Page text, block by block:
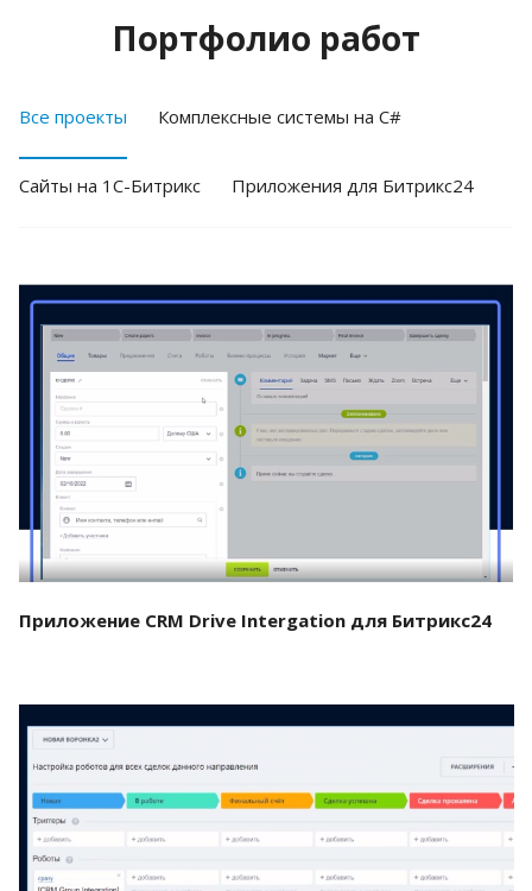
Портфолио работ
Все проекты Комплексные системы на C#
Cайты на 1С-Битрикс Приложения для Битрикс24
Смотреть проект
Приложение CRM Drive Intergation для Битрикс24
Смотреть проект